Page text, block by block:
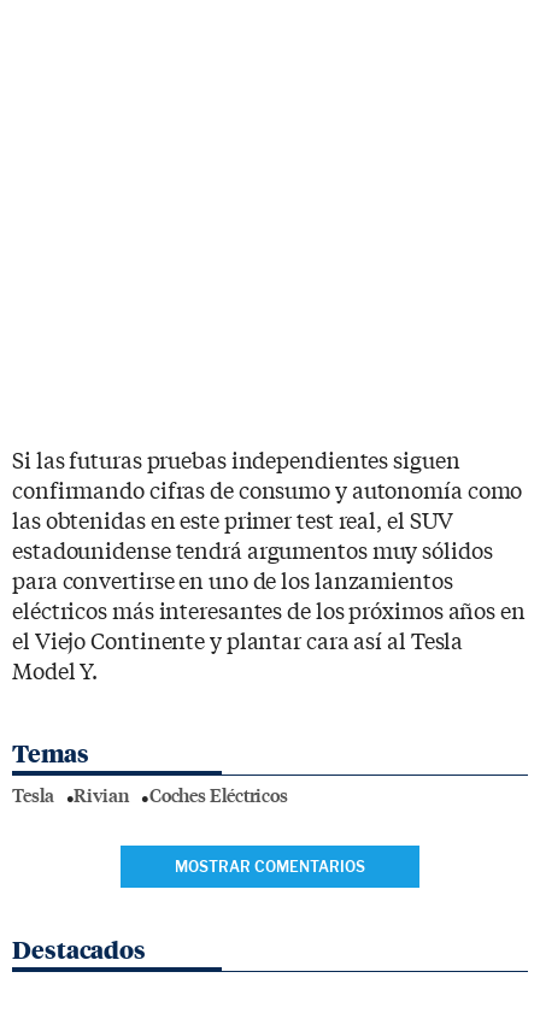
Si las futuras pruebas independientes siguen
confirmando cifras de consumo y autonomía como
las obtenidas en este primer test real, el SUV
estadounidense tendrá argumentos muy sólidos
para convertirse en uno de los lanzamientos
eléctricos más interesantes de los próximos años en
el Viejo Continente y plantar cara así al Tesla
Model Y.
Temas
Tesla Rivian Coches Eléctricos
MOSTRAR COMENTARIOS
Destacados